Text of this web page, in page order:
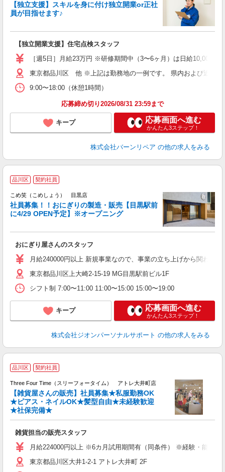
【独立支援】スキルを身に付け独立開業or正社
員が目指せます♪
【独立開業支援】住宅点検スタッフ
［週5日］月給23万円 ※研修期間中（3〜6ヶ月）は日給10,000円
東京都品川区 他 ※上記は勤務地の一例です。 県内および近隣
9:00〜18:00（休憩1時間）
応募締め切り2026/08/31 23:59まで
キープ 応募画面へ進む
かんたん3ステップ！
株式会社バーンリペア の他の求人をみる
品川区 契約社員
こめ笑（こめしょう） 目黒店
社員募集！！おにぎりの製造・販売【目黒駅前
に4/29 OPEN予定】※オープニング
おにぎり屋さんのスタッフ
月給240000円以上 新規事業なので、事業の立ち上げから関われ
東京都品川区上大崎2-15-19 MG目黒駅前ビル1F
シフト制 7:00〜11:00 11:00〜15:00 15:00〜19:00
キープ 応募画面へ進む
かんたん3ステップ！
株式会社ジオンパーソナルサポート の他の求人をみる
品川区 契約社員
Three Four Time（スリーフォータイム） アトレ大井町店
【雑貨屋さんの販売】社員募集★私服勤務OK
★ピアス・ネイルOK★髪型自由★未経験歓迎
★社保完備★
雑貨担当の販売スタッフ
月給224000円以上 ※6カ月試用期間有（同条件） ※経験・能力を
東京都品川区大井1-2-1 アトレ大井町 2F